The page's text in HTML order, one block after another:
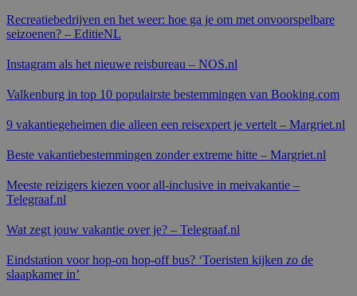
Recreatiebedrijven en het weer: hoe ga je om met onvoorspelbare
seizoenen? – EditieNL
Instagram als het nieuwe reisbureau – NOS.nl
Valkenburg in top 10 populairste bestemmingen van Booking.com
9 vakantiegeheimen die alleen een reisexpert je vertelt – Margriet.nl
Beste vakantiebestemmingen zonder extreme hitte – Margriet.nl
Meeste reizigers kiezen voor all-inclusive in meivakantie –
Telegraaf.nl
Wat zegt jouw vakantie over je? – Telegraaf.nl
Eindstation voor hop-on hop-off bus? ‘Toeristen kijken zo de
slaapkamer in’